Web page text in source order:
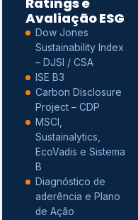
Avaliação ESG
Dow Jones
Sustainability Index
– DJSI / CSA
ISE B3
Carbon Disclosure
Project – CDP
MSCI,
Sustainalytics,
EcoVadis e Sistema
B
Diagnóstico de
aderência e Plano
de Ação